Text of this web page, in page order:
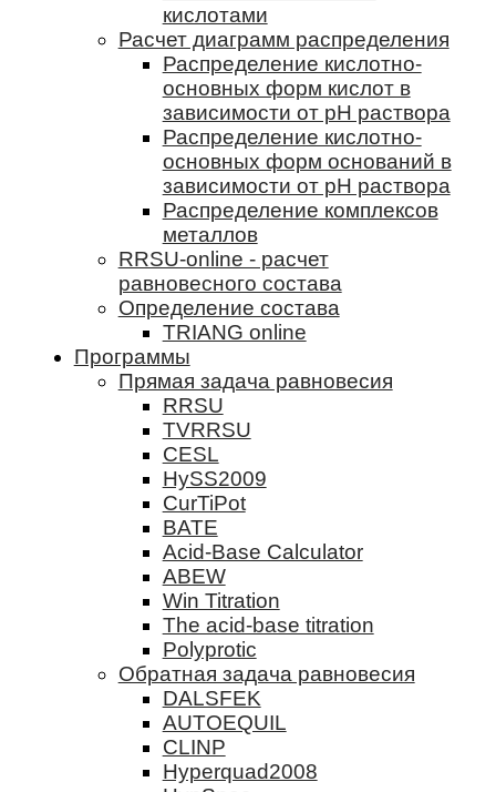
кислотами
Расчет диаграмм распределения
Распределение кислотно-
основных форм кислот в
зависимости от pH раствора
Распределение кислотно-
основных форм оснований в
зависимости от pH раствора
Распределение комплексов
металлов
RRSU-online - расчет
равновесного состава
Определение состава
TRIANG online
Программы
Прямая задача равновесия
RRSU
TVRRSU
CESL
HySS2009
CurTiPot
BATE
Acid-Base Calculator
ABEW
Win Titration
The acid-base titration
Polyprotic
Обратная задача равновесия
DALSFEK
AUTOEQUIL
CLINP
Hyperquad2008